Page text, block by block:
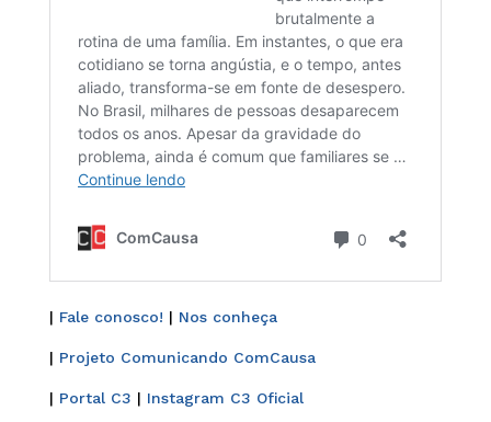
| Fale conosco! | Nos conheça
| Projeto Comunicando ComCausa
| Portal C3 | Instagram C3 Oficial